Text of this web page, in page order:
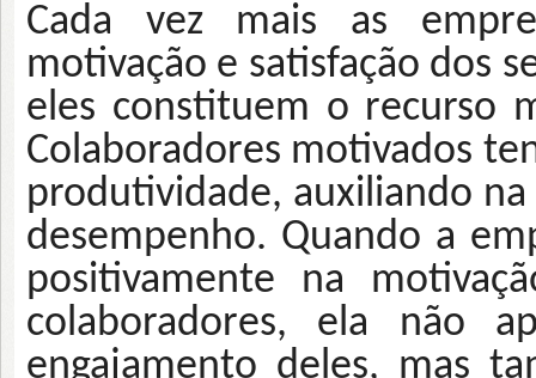
Cada vez mais as
motivação e satisfação dos
eles constituem o recurso
Colaboradores motivados
produtividade, auxiliando
desempenho. Quando a
positivamente na
colaboradores, ela não
engajamento deles, mas